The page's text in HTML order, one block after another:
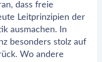
dass freie
Leitprinzipien der
ausmachen. In
besonders stolz auf
Wo andere